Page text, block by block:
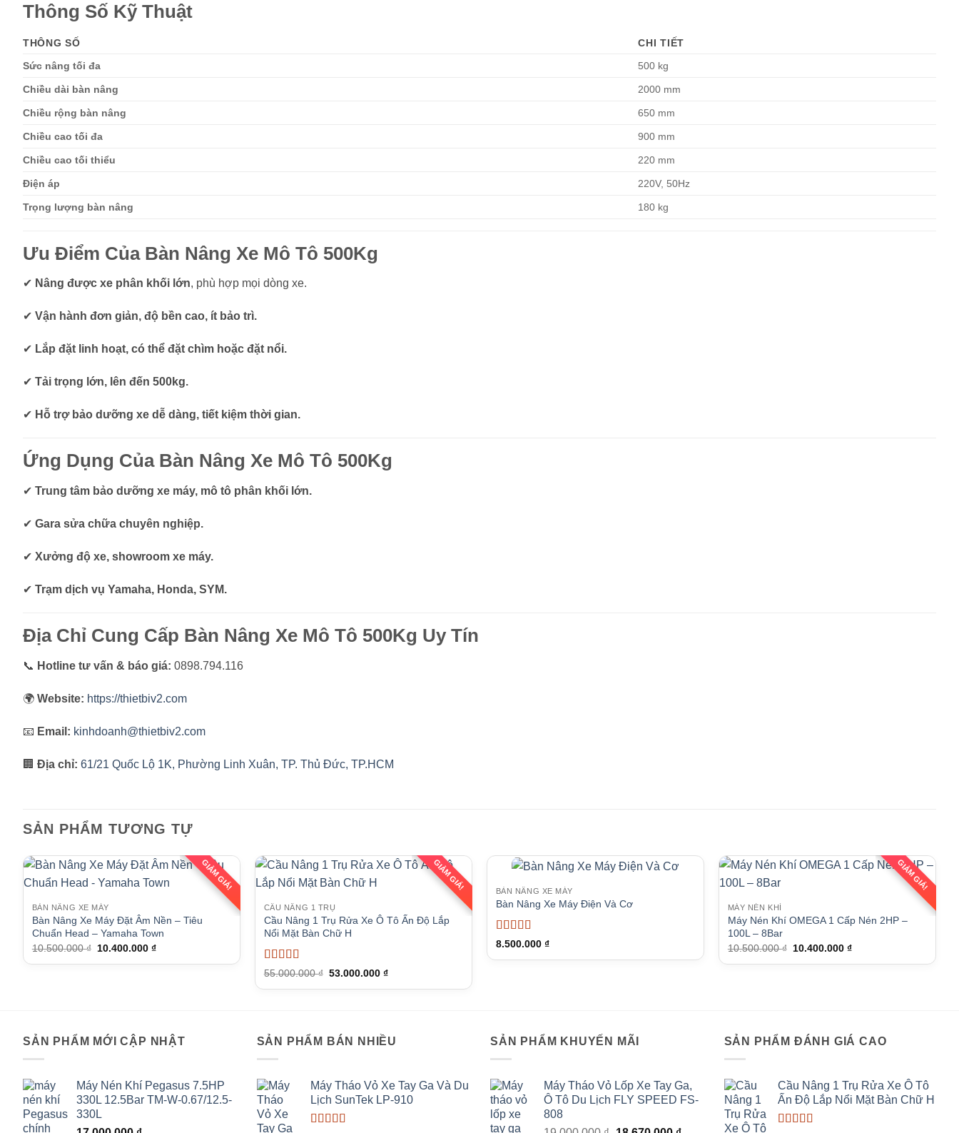
Thông Số Kỹ Thuật
THÔNG SỐ
CHI TIẾT
Sức nâng tối đa
500 kg
Chiều dài bàn nâng 2000 mm
Chiều rộng bàn nâng 650 mm
Chiều cao tối đa 900 mm
Chiều cao tối thiểu 220 mm
Điện áp 220V, 50Hz
Trọng lượng bàn nâng 180 kg
Ưu Điểm Của Bàn Nâng Xe Mô Tô 500Kg
✔ Nâng được xe phân khối lớn, phù hợp mọi dòng xe.
✔ Vận hành đơn giản, độ bền cao, ít bảo trì.
✔ Lắp đặt linh hoạt, có thể đặt chìm hoặc đặt nổi.
✔ Tải trọng lớn, lên đến 500kg.
✔ Hỗ trợ bảo dưỡng xe dễ dàng, tiết kiệm thời gian.
Ứng Dụng Của Bàn Nâng Xe Mô Tô 500Kg
✔ Trung tâm bảo dưỡng xe máy, mô tô phân khối lớn.
✔ Gara sửa chữa chuyên nghiệp.
✔ Xưởng độ xe, showroom xe máy.
✔ Trạm dịch vụ Yamaha, Honda, SYM.
Địa Chỉ Cung Cấp Bàn Nâng Xe Mô Tô 500Kg Uy Tín
📞 Hotline tư vấn & báo giá: 0898.794.116
🌍 Website: https://thietbiv2.com
📧 Email: kinhdoanh@thietbiv2.com
🏢 Địa chỉ: 61/21 Quốc Lộ 1K, Phường Linh Xuân, TP. Thủ Đức, TP.HCM
SẢN PHẨM TƯƠNG TỰ
GIẢM GIÁ!
BÀN NÂNG XE MÁY
Bàn Nâng Xe Máy Đặt Âm Nền – Tiêu
Chuẩn Head – Yamaha Town
10.500.000₫ Giá
là:
10.400.000₫Giá
tại
GIẢM GIÁ!
CẦU NÂNG 1 TRỤ
Cầu Nâng 1 Trụ Rửa Xe Ô Tô Ấn Độ Lắp
Nổi Mặt Bàn Chữ H
Được xếp
55.000.000₫ Giá
là:
53.000.000₫Giá
tại
BÀN NÂNG XE MÁY
Bàn Nâng Xe Máy Điện Và Cơ
Được xếp
8.500.000 ₫
GIẢM GIÁ!
MÁY NÉN KHÍ
Máy Nén Khí OMEGA 1 Cấp Nén 2HP –
100L – 8Bar
10.500.000₫ Giá
là:
10.400.000₫Giá
tại
SẢN PHẨM MỚI CẬP NHẬT
Máy Nén Khí Pegasus 7.5HP
330L 12.5Bar TM-W-0.67/12.5-
330L
SẢN PHẨM BÁN NHIỀU
Máy Tháo Vỏ Xe Tay Ga Và Du
Lịch SunTek LP-910
SẢN PHẨM KHUYẾN MÃI
Máy Tháo Vỏ Lốp Xe Tay Ga,
Ô Tô Du Lịch FLY SPEED FS-
808
SẢN PHẨM ĐÁNH GIÁ CAO
Cầu Nâng 1 Trụ Rửa Xe Ô Tô
Ấn Độ Lắp Nổi Mặt Bàn Chữ H